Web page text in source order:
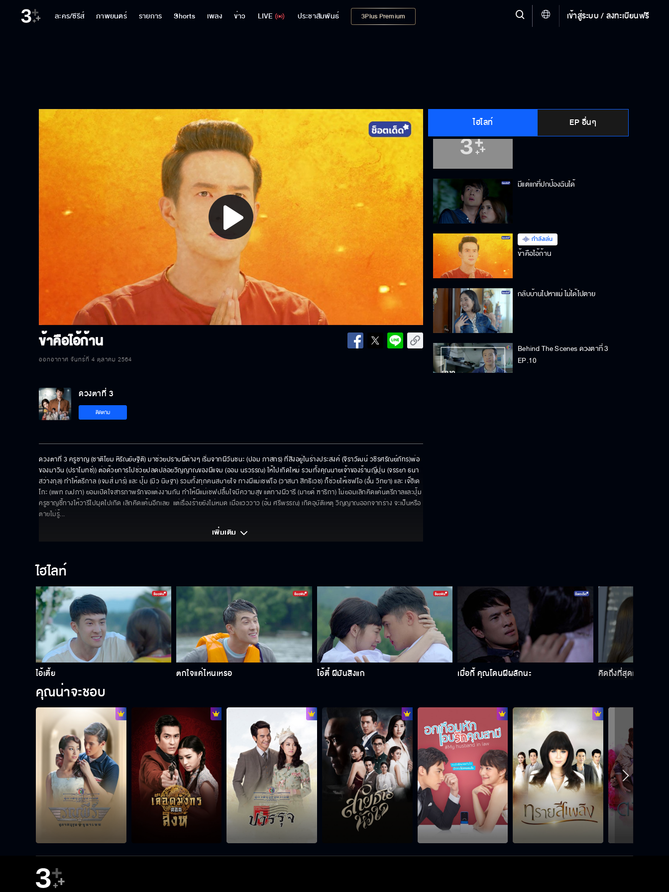
ละคร/ซีรีส์ ภาพยนตร์ รายการ Shorts เพลง ข่าว LIVE ประชาสัมพันธ์ 3Plus Premium เข้าสู่ระบบ / ลงทะเบียนฟรี
Play
Video
ข้าคือไอ้ก้าน
ออกอากาศ จันทร์ที่ 4 ตุลาคม 2564
ไฮไลท์ EP อื่นๆ
มีแต่ข้าที่ยึดติดก็เท่านั้น
มีแต่แกที่ปกป้องฉันได้
กำลังเล่น
ข้าคือไอ้ก้าน
กลับบ้านไปหาแม่ ไม่ได้ไปตาย
Behind The Scenes ดวงตาที่ 3
EP.10
ทำไมไม่บอกว่าอยากเลิก
คนตาเล็กน่ารักดีออก
ก็ตี๋หล่อเลือกได้ไง
แกมีเครื่องดักฟังเหรอ
ไม่ต้องกลัว เรามาดี
ดวงตาที่ 3
ติดตาม
ดวงตาที่ 3 ครูชาญ (ชาติโยม หิรัณยัษฐิติ) มาช่วยปราบผีต่างๆ เริ่มจากผีวันชนะ (ปอม ภาสกร) ที่สิงอยู่ในร่างประสงค์ (จิราวัฒน์ วชิรศรัณย์ภัทร)พ่อ
ของมาวิน (ปราโมทช์)) ต่อด้วยการไปช่วยปลดปล่อยวิญญาณของผีแจม (ออม นรวรรณ) ให้ไปเกิดใหม่ รวมทั้งคุณนายเจ้าของร้านญี่ปุ่น (จรรยา ธนา
สว่างกุล) ทำให้ตรีกาล (เจมส์ มาร์) และ ปุ้ม (มิว นิษฐา) รวมทั้งทุกคนสบายใจ ทางผีแม่เชฟโอ (วาสนา สิทธิเวช) ก็ช่วยให้เชฟโอ (อั๋น วิทยา) และ เจ๊ฮิเด
โกะ (แพท ณปภา) ยอมเปิดใจสารภาพรักขอแต่งงานกัน ทำให้ผีแม่เชฟปลื้มใจมีความสุข แต่ทางผีวารี (มายด์ ฑาริกา) ไม่ยอมเลิกคิดแค้นตรีกาลและปุ้ม
ครูชาญชี้ทางให้วารีไปผุดไปเกิด เลิกคิดแค้นอีกเลย  แต่เรื่องร้ายยังไม่หมด เมื่อแวววาว (อ้น ศรีพรรณ) เกิดอุบัติเหตุ วิญญาณออกจากร่าง จะเป็นหรือ
ตายไม่รู้...
เพิ่มเติม
ไฮไลท์
ไอ้เตี้ย ตกใจแค่ไหนเหรอ ไอ้ตี๋ ผีมันสิงแก เมื่อกี้ คุณโดนผีผลักนะ คิดถึงที่สุดเลย รู้มั้ย
คุณน่าจะชอบ